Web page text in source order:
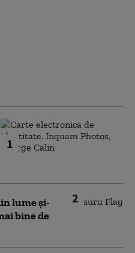
1
2
lume și-
bine de